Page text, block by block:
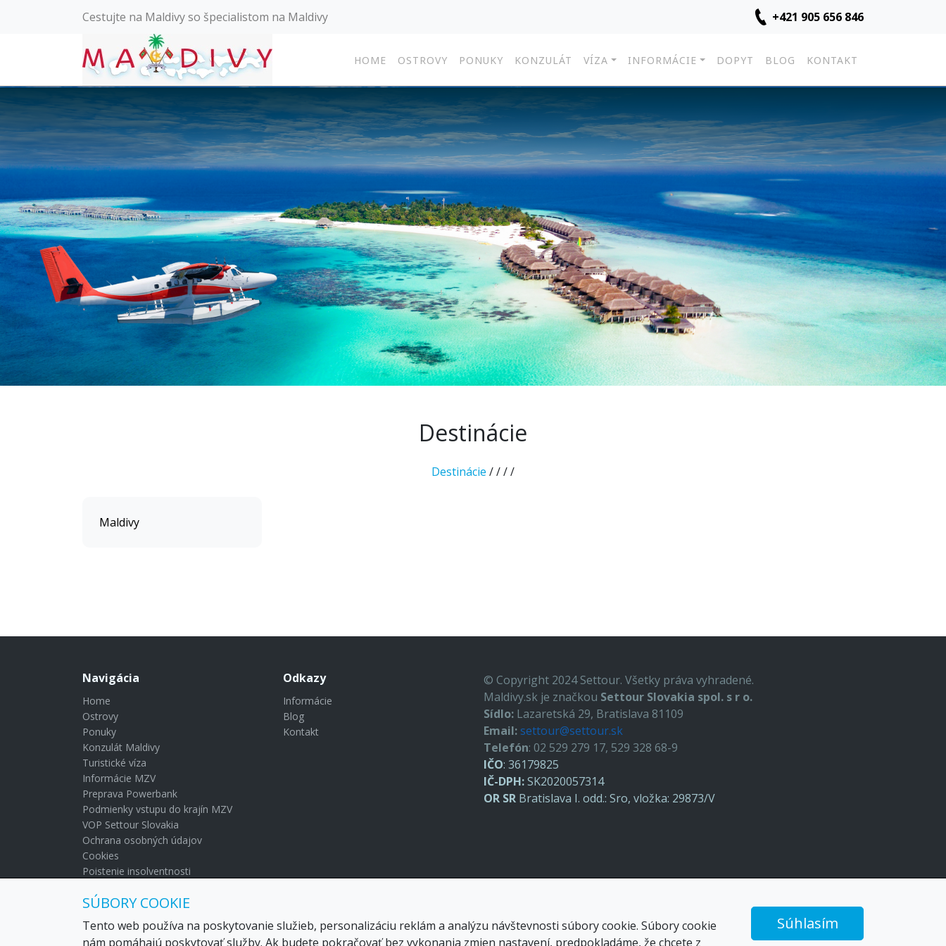
Cestujte na Maldivy so špecialistom na Maldivy +421 905 656 846
HOME OSTROVY PONUKY KONZULÁT VÍZA INFORMÁCIE DOPYT BLOG KONTAKT
Destinácie
Destinácie ////
Maldivy
Navigácia
Home
Ostrovy
Ponuky
Konzulát Maldivy
Turistické víza
Informácie MZV
Preprava Powerbank
Podmienky vstupu do krajín MZV
VOP Settour Slovakia
Ochrana osobných údajov
Cookies
Poistenie insolventnosti
Kontakt
Odkazy
Informácie
Blog
Kontakt
© Copyright 2024 Settour. Všetky práva vyhradené.
Maldivy.sk je značkou Settour Slovakia spol. s r o.
Sídlo: Lazaretská 29, Bratislava 81109
Email:settour@settour.sk
Telefón: 02 529 279 17, 529 328 68-9
IČO: 36179825
IČ-DPH:SK2020057314
OR SR Bratislava I. odd.: Sro, vložka: 29873/V
SÚBORY COOKIE
Tento web používa na poskytovanie služieb, personalizáciu reklám a analýzu návštevnosti súbory cookie. Súbory cookie
nám pomáhajú poskytovať služby. Ak budete pokračovať bez vykonania zmien nastavení, predpokladáme, že chcete z
Súhlasím